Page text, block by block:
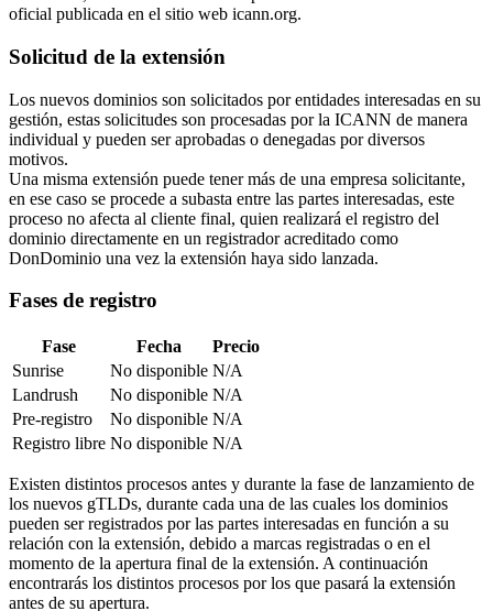
oficial publicada en el sitio web icann.org.
Solicitud de la extensión
Los nuevos dominios son solicitados por entidades interesadas en su
gestión, estas solicitudes son procesadas por la ICANN de manera
individual y pueden ser aprobadas o denegadas por diversos
motivos.
Una misma extensión puede tener más de una empresa solicitante,
en ese caso se procede a subasta entre las partes interesadas, este
proceso no afecta al cliente final, quien realizará el registro del
dominio directamente en un registrador acreditado como
DonDominio una vez la extensión haya sido lanzada.
Fases de registro
Fase Fecha
Precio
Sunrise
No disponible N/A
Landrush
No disponible N/A
Pre-registro
No disponible N/A
Registro libre No disponible N/A
Existen distintos procesos antes y durante la fase de lanzamiento de
los nuevos gTLDs, durante cada una de las cuales los dominios
pueden ser registrados por las partes interesadas en función a su
relación con la extensión, debido a marcas registradas o en el
momento de la apertura final de la extensión. A continuación
encontrarás los distintos procesos por los que pasará la extensión
antes de su apertura.